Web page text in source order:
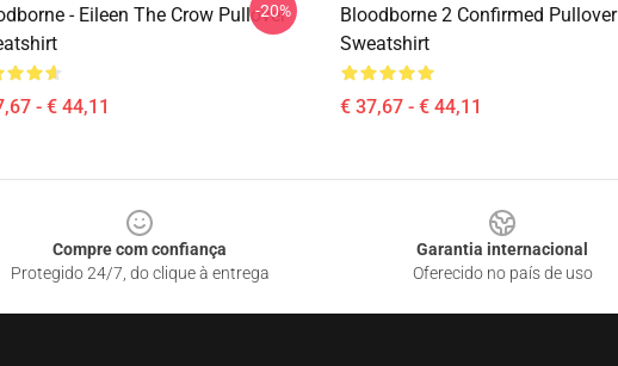
- Eileen The Crow Pullover
- € 44,11
-20%
Bloodborne 2 Confirmed Pullover
Sweatshirt
€ 37,67 - € 44,11
Compre com confiança
Protegido 24/7, do clique à entrega
Garantia internacional
Oferecido no país de uso